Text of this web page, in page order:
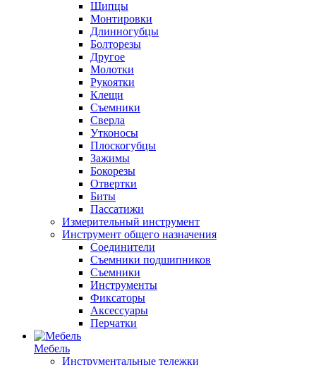
Щипцы
Монтировки
Длинногубцы
Болторезы
Другое
Молотки
Рукоятки
Клещи
Съемники
Сверла
Утконосы
Плоскогубцы
Зажимы
Бокорезы
Отвертки
Биты
Пассатижи
Измерительный инструмент
Инструмент общего назначения
Соединители
Съемники подшипников
Съемники
Инструменты
Фиксаторы
Аксессуары
Перчатки
Мебель
Инструментальные тележки